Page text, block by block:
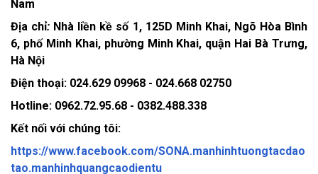
Nam
Địa chỉ: Nhà liền kề số 1, 125D Minh Khai, Ngõ Hòa Bình
6, phố Minh Khai, phường Minh Khai, quận Hai Bà Trưng,
Hà Nội
Điện thoại: 024.629 09968 - 024.668 02750
Hotline: 0962.72.95.68 - 0382.488.338
Kết nối với chúng tôi:
https://www.facebook.com/SONA.manhinhtuongtacdao
tao.manhinhquangcaodientu